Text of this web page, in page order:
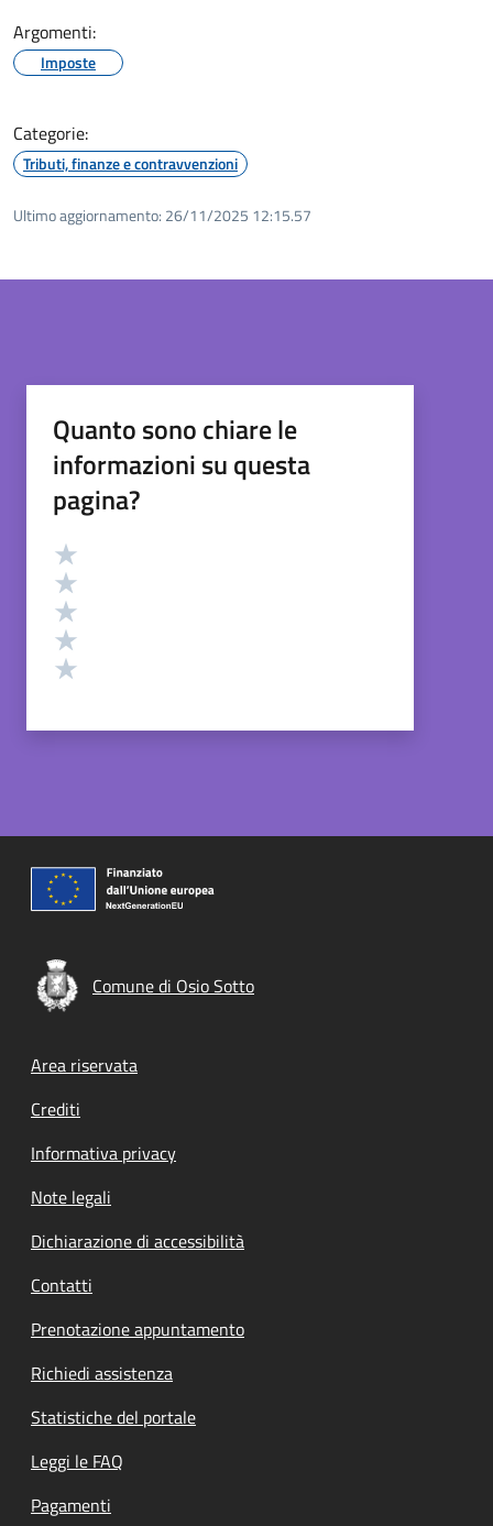
Argomenti:
Imposte
Categorie:
Tributi, finanze e contravvenzioni
Ultimo aggiornamento: 26/11/2025 12:15.57
Quanto sono chiare le
informazioni su questa
pagina?
Valutazione
Comune di Osio Sotto
Footer menu
Area riservata
Crediti
Informativa privacy
Note legali
Dichiarazione di accessibilità
Contatti
Prenotazione appuntamento
Richiedi assistenza
Statistiche del portale
Leggi le FAQ
Pagamenti